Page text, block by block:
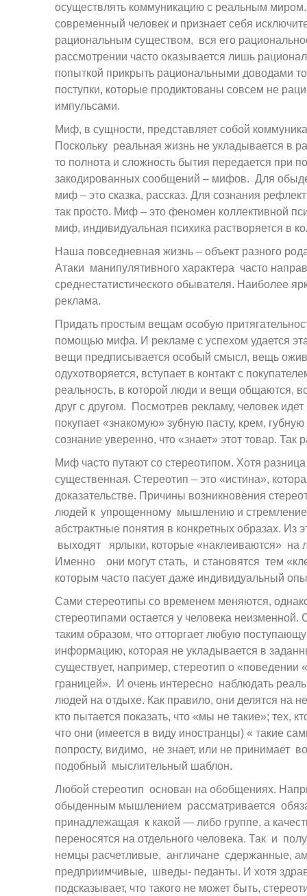
осуществлять коммуникацию с реальным
современный человек и признает себя
рациональным существом, вся его
рассмотрении часто оказывается лишь
попыткой прикрыть рациональными доводами
поступки, которые продиктованы совсем не
импульсами.
Миф, в сущности, представляет собой
Поскольку реальная жизнь не укладывается в
то полнота и сложность бытия передается при
закодированных сообщений – мифов. Для
миф – это сказка, рассказ. Для сознания
так просто. Миф – это феномен коллективной
миф, индивидуальная психика растворяется в
Наша повседневная жизнь – объект разного
Атаки манипулятивного характера часто
среднестатистического обывателя. Наиболее
реклама.
Придать простым вещам особую
помощью мифа. И рекламе с успехом удается
вещи предписывается особый смысл, вещь
одухотворяется, вступает в контакт с
реальность, в которой люди и вещи общаются,
друг с другом. Посмотрев рекламу, человек идет
покупает «знакомую» зубную пасту, крем,
сознание уверенно, что «знает» этот товар. Так
Миф часто путают со стереотипом. Хотя разница
существенная. Стереотип – это «истина»,
доказательстве. Причины возникновения
людей к упрощенному мышлению и стремление
абстрактные понятия в конкретных образах. Из
выходят ярлыки, которые «наклеиваются» на
Именно они могут стать, и становятся тем
которым часто пасует даже индивидуальный
Сами стереотипы со временем меняются,
стереотипами остается у человека неизменной.
таким образом, что отторгает любую
информацию, которая не укладывается в
существует, например, стереотип о «поведении
границей». И очень интересно наблюдать
людей на отдыхе. Как правило, они делятся на
кто пытается показать, что «мы не такие»; тех,
что они (имеется в виду иностранцы) « такие
попросту, видимо, не знает, или не принимает
подобный мыслительный шаблон.
Любой стереотип основан на обобщениях.
обыденным мышлением рассматривается
принадлежащая к какой — либо группе, а
переносятся на отдельного человека. Так и
немцы расчетливые, англичане сдержанные,
предприимчивые, шведы- педанты. И хотя
подсказывает, что такого не может быть,